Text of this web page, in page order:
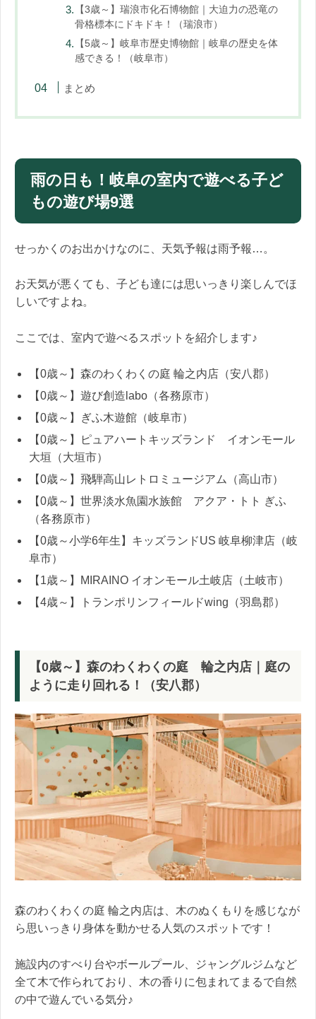
【3歳～】瑞浪市化石博物館｜大迫力の恐竜の
骨格標本にドキドキ！（瑞浪市）
【5歳～】岐阜市歴史博物館｜岐阜の歴史を体
感できる！（岐阜市）
まとめ
雨の日も！岐阜の室内で遊べる子ど
もの遊び場9選
せっかくのお出かけなのに、天気予報は雨予報…。
お天気が悪くても、子ども達には思いっきり楽しんでほ
しいですよね。
ここでは、室内で遊べるスポットを紹介します♪
【0歳～】森のわくわくの庭 輪之内店（安八郡）
【0歳～】遊び創造labo（各務原市）
【0歳～】ぎふ木遊館（岐阜市）
【0歳～】ピュアハートキッズランド イオンモール
大垣（大垣市）
【0歳～】飛騨高山レトロミュージアム（高山市）
【0歳～】世界淡水魚園水族館 アクア・トト ぎふ
（各務原市）
【0歳～小学6年生】キッズランドUS 岐阜柳津店（岐
阜市）
【1歳～】MIRAINO イオンモール土岐店（土岐市）
【4歳～】トランポリンフィールドwing（羽島郡）
【0歳～】森のわくわくの庭 輪之内店｜庭の
ように走り回れる！（安八郡）
森のわくわくの庭 輪之内店は、木のぬくもりを感じなが
ら思いっきり身体を動かせる人気のスポットです！
施設内のすべり台やボールプール、ジャングルジムなど
全て木で作られており、木の香りに包まれてまるで自然
の中で遊んでいる気分♪